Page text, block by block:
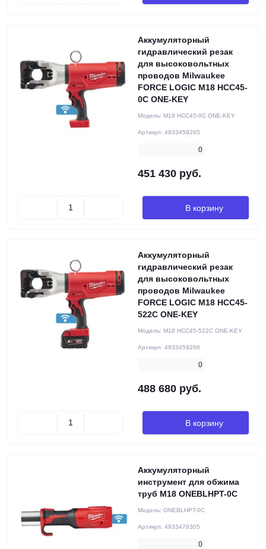
Аккумуляторный
гидравлический резак
для высоковольтных
проводов Milwaukee
FORCE LOGIC M18 HCC45-
0C ONE-KEY
Модель: M18 HCC45-0C ONE-KEY
Артикул: 4933459265
0
451 430 руб.
В корзину
Аккумуляторный
гидравлический резак
для высоковольтных
проводов Milwaukee
FORCE LOGIC M18 HCC45-
522C ONE-KEY
Модель: M18 HCC45-522C ONE-KEY
Артикул: 4933459266
0
488 680 руб.
В корзину
Аккумуляторный
инструмент для обжима
труб M18 ONEBLHPT-0C
Модель: ONEBLHPT-0C
Артикул: 4933478305
0